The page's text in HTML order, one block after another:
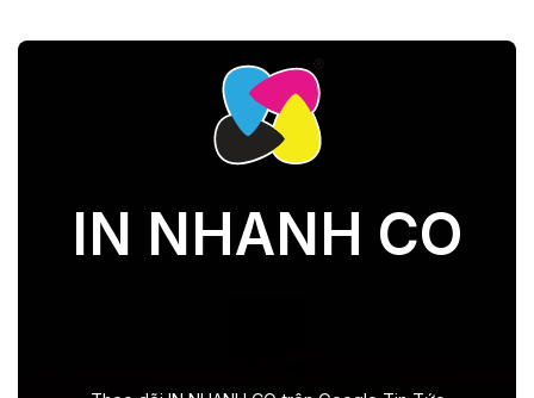
IN NHANH CO